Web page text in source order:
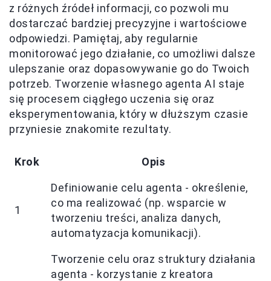
z różnych źródeł informacji, co pozwoli mu
dostarczać bardziej precyzyjne i wartościowe
odpowiedzi. Pamiętaj, aby regularnie
monitorować jego działanie, co umożliwi dalsze
ulepszanie oraz dopasowywanie go do Twoich
potrzeb. Tworzenie własnego agenta AI staje
się procesem ciągłego uczenia się oraz
eksperymentowania, który w dłuższym czasie
przyniesie znakomite rezultaty.
Krok Opis
1
Definiowanie celu agenta - określenie,
co ma realizować (np. wsparcie w
tworzeniu treści, analiza danych,
automatyzacja komunikacji).
Tworzenie celu oraz struktury działania
agenta - korzystanie z kreatora